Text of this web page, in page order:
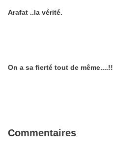
Arafat ..la vérité.
On a sa fierté tout de même....!!
Commentaires